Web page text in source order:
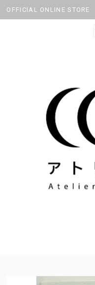
OFFICIAL ONLINE STORE